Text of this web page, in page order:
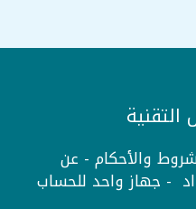
التقنية
والأحكام - عن
- جهاز واحد للحساب